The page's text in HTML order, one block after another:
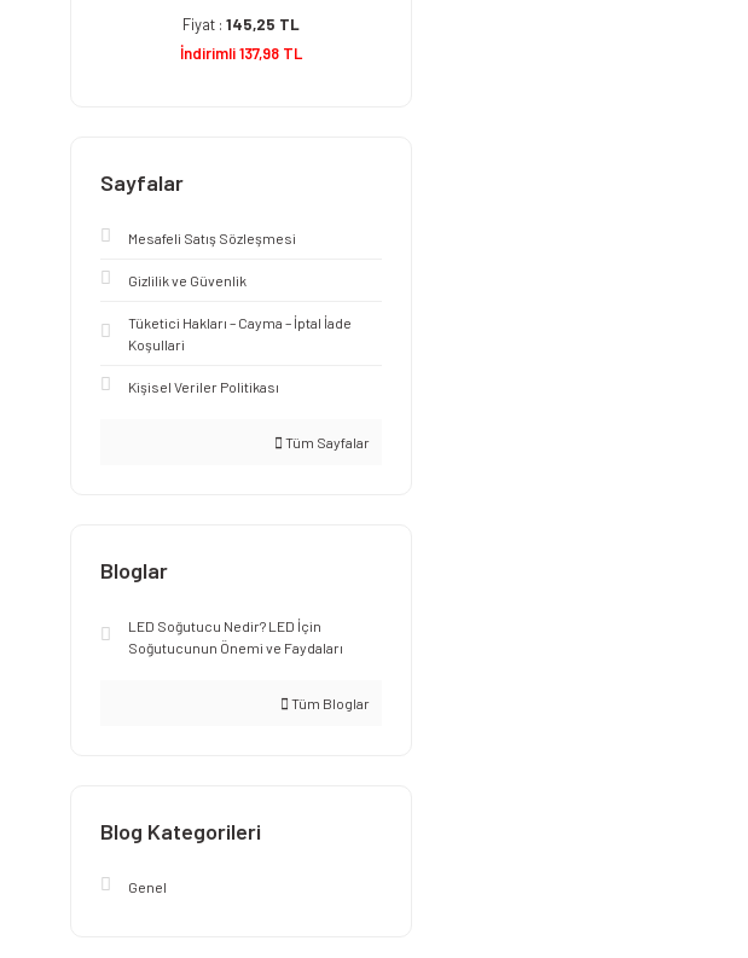
Fiyat : 145,25 TL
İndirimli 137,98 TL
Sayfalar
Mesafeli Satış Sözleşmesi
Gizlilik ve Güvenlik
Tüketici Hakları – Cayma – İptal İade
Koşullari
Kişisel Veriler Politikası
Tüm Sayfalar
Bloglar
LED Soğutucu Nedir? LED İçin
Soğutucunun Önemi ve Faydaları
Tüm Bloglar
Blog Kategorileri
Genel